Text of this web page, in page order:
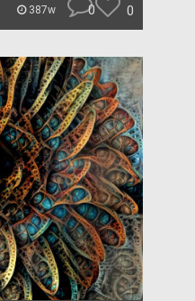
387w 0 0